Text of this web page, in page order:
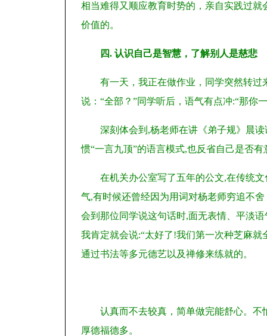
相当难得又顺应教育时势的，亲自实践过
价值的。
四. 认识自己是智慧，了解别人是慈悲
有一天，我正在做作业，同学突然转过
说：“全部？”同学听后，语气有点冲:“那你
深刻体会到,杨老师在讲《弟子规》晨
惯“一言九顶”的语言模式,也反省自己是否
在机关办公室写了五年的公文,在传统
气,有时候还曾经因为用词对杨老师穷追不
会到那位同学说这句话时,面无表情、平淡
我肯定就会说:“太好了!我们第一次种芝麻
通过书法等多元德艺以及禅修来练就的。
认真而不去较真，简单做完能舒心。
厚德福德多。